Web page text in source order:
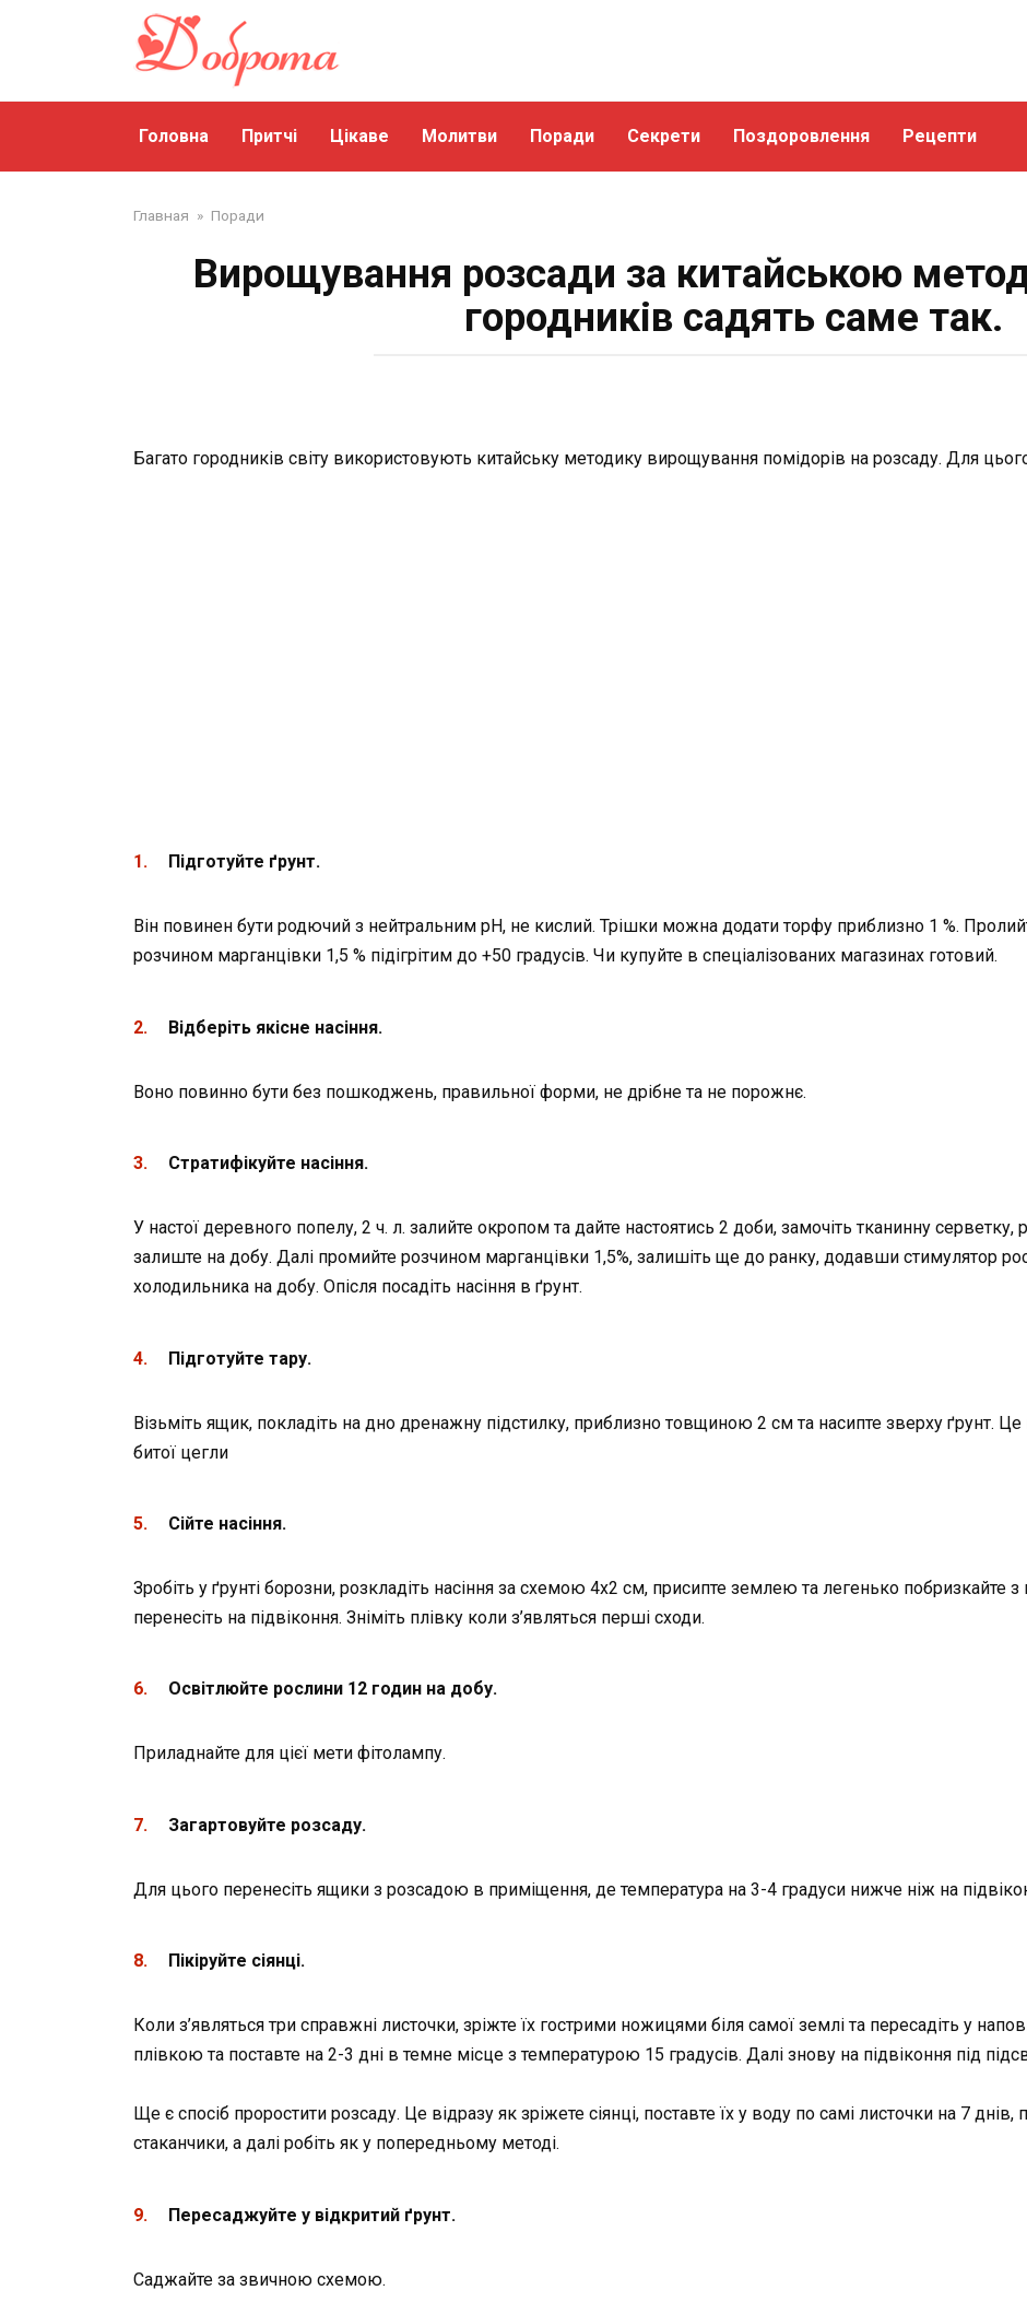
Головна Притчі Цікаве Молитви Поради Секрети Поздоровлення Рецепти
Главная » Поради
Вирощування розсади за китайською
городників садять саме так.
Багато городників світу використовують китайську методику вирощування помідорів на розсаду. Для
Підготуйте ґрунт.
Він повинен бути родючий з нейтральним рН, не кислий. Трішки можна додати торфу приблизно 1 %.
розчином марганцівки 1,5 % підігрітим до +50 градусів. Чи купуйте в спеціалізованих магазинах готовий.
Відберіть якісне насіння.
Воно повинно бути без пошкоджень, правильної форми, не дрібне та не порожнє.
Стратифікуйте насіння.
У настої деревного попелу, 2 ч. л. залийте окропом та дайте настоятись 2 доби, замочіть тканинну серветку,
залиште на добу. Далі промийте розчином марганцівки 1,5%, залишіть ще до ранку, додавши стимулятор
холодильника на добу. Опісля посадіть насіння в ґрунт.
Підготуйте тару.
Візьміть ящик, покладіть на дно дренажну підстилку, приблизно товщиною 2 см та насипте зверху ґрунт.
битої цегли
Сійте насіння.
Зробіть у ґрунті борозни, розкладіть насіння за схемою 4х2 см, присипте землею та легенько побризкайте
перенесіть на підвіконня. Зніміть плівку коли з’являться перші сходи.
Освітлюйте рослини 12 годин на добу.
Приладнайте для цієї мети фітолампу.
Загартовуйте розсаду.
Для цього перенесіть ящики з розсадою в приміщення, де температура на 3-4 градуси нижче ніж на
Пікіруйте сіянці.
Коли з’являться три справжні листочки, зріжте їх гострими ножицями біля самої землі та пересадіть у
плівкою та поставте на 2-3 дні в темне місце з температурою 15 градусів. Далі знову на підвіконня під
Ще є спосіб проростити розсаду. Це відразу як зріжете сіянці, поставте їх у воду по самі листочки на 7 днів,
стаканчики, а далі робіть як у попередньому методі.
Пересаджуйте у відкритий ґрунт.
Саджайте за звичною схемою.